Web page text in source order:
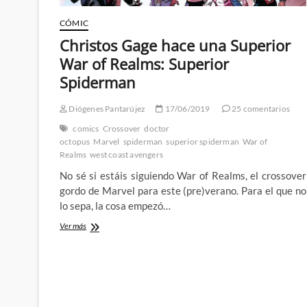
CÓMIC
Christos Gage hace una Superior
War of Realms: Superior
Spiderman
Diógenes Pantarújez 17/06/2019
25 comentarios
comics Crossover doctor
octopus Marvel spiderman superior spiderman War of
Realms west coast avengers
No sé si estáis siguiendo War of Realms, el crossover
gordo de Marvel para este (pre)verano. Para el que no
lo sepa, la cosa empezó…
Ver másChristos